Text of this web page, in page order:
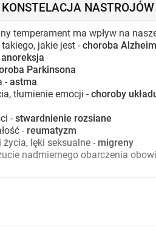
NASTROJÓW
temperament ma wpływ na
jakie jest - choroba
anoreksja
Parkinsona
- astma
tłumienie emocji - choroby
- stwardnienie rozsiane
- reumatyzm
lęki seksualne - migreny
nadmiernego obarczenia